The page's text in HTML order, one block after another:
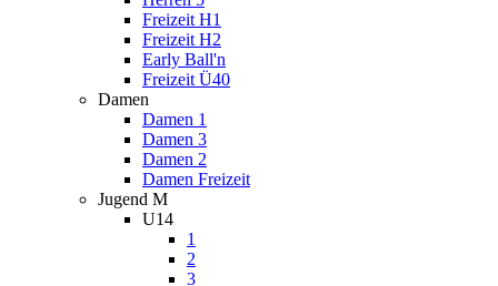
Freizeit H1
Freizeit H2
Early Ball'n
Freizeit Ü40
Damen
Damen 1
Damen 3
Damen 2
Damen Freizeit
Jugend M
U14
1
2
3